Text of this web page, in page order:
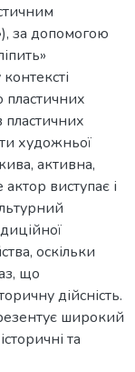
за допомогою
пластичних
пластичних
художньої
активна,
виступає і
оскільки
що
дійсність.
широкий
та